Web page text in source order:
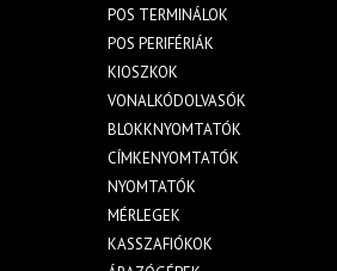
POS TERMINÁLOK
POS PERIFÉRIÁK
KIOSZKOK
VONALKÓDOLVASÓK
BLOKKNYOMTATÓK
CÍMKENYOMTATÓK
NYOMTATÓK
MÉRLEGEK
KASSZAFIÓKOK